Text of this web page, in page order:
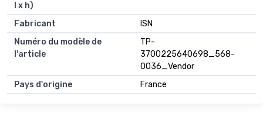
l x h)
Fabricant
ISN
Numéro du modèle de
l'article
TP-
3700225640698_568-
0036_Vendor
Pays d'origine
France